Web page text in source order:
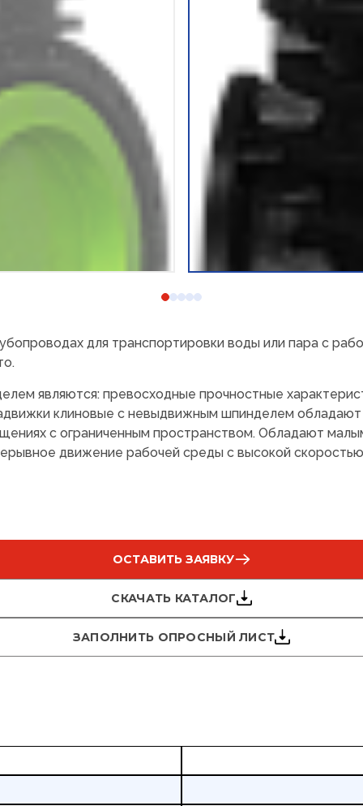
для транспортировки воды или пара с
являются: превосходные прочностные
клиновые с невыдвижным шпинделем
с ограниченным пространством. Обладают
движение рабочей среды с высокой
ОСТАВИТЬ ЗАЯВКУ
СКАЧАТЬ КАТАЛОГ
ЗАПОЛНИТЬ ОПРОСНЫЙ ЛИСТ